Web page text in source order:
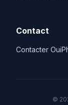
Contact
Contacter
©